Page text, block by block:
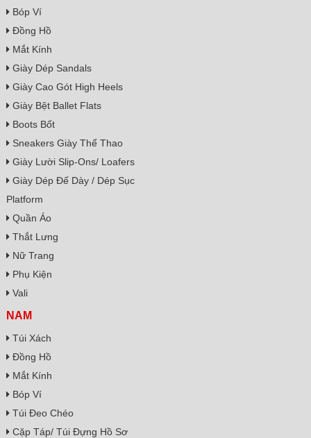
Bóp Ví
Đồng Hồ
Mắt Kính
Giày Dép Sandals
Giày Cao Gót High Heels
Giày Bệt Ballet Flats
Boots Bốt
Sneakers Giày Thể Thao
Giày Lười Slip-Ons/ Loafers
Giày Dép Đế Dày / Dép Sục
Platform
Quần Áo
Thắt Lưng
Nữ Trang
Phụ Kiện
Vali
NAM
Túi Xách
Đồng Hồ
Mắt Kính
Bóp Ví
Túi Đeo Chéo
Cặp Táp/ Túi Đựng Hồ Sơ